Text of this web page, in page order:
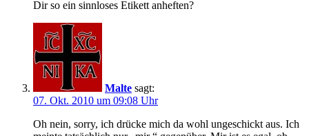
Dir so ein sinnloses Etikett anheften?
Malte sagt:
07. Okt. 2010 um 09:08 Uhr
Oh nein, sorry, ich drücke mich da wohl ungeschickt aus. Ich